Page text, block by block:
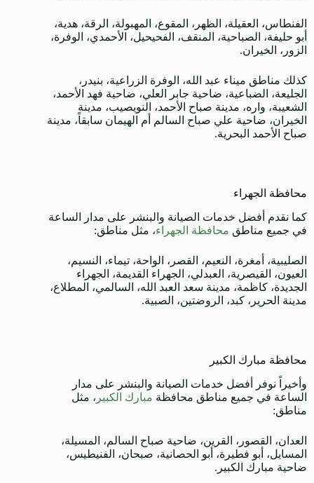
الفنطاس، العقيلة، الظهر، المقوع، المهبولة، الرقة، هدية،
أبو حليفة، الصباحية، المنقف، الفحيحيل، الأحمدي، الوفرة،
الزور، الخيران.
كذلك مناطق ميناء عبد الله، الوفرة الزراعية، بنيدر،
الجليعة، الضباعية، ضاحية جابر العلي، ضاحية فهد الأحمد،
الشعيبة، واره، مدينة صباح الأحمد، النويصيب، مدينة
الخيران، ضاحية علي صباح السالم أم الهيمان سابقاً، مدينة
صباح الأحمد البحرية.
محافظة الجهراء
كما نقدم أفضل خدمات الصيانة والبنشر على مدار الساعة
في جميع مناطق محافظة الجهراء، مثل مناطق:
الصليبية، أمغرة، النعيم، القصر، الواحة، تيماء، النسيم،
العيون، القيصرية، العبدلي، الجهراء القديمة، الجهراء
الجديدة، كاظمة، مدينة سعد العبد الله، السالمي، المطلاع،
مدينة الحرير، كبد، الروضتين، الصبية.
محافظة مبارك الكبير
وأخيراً نوفر أفضل خدمات الصيانة والبنشر على مدار
الساعة في جميع مناطق محافظة مبارك الكبير ، مثل
مناطق:
العدان، القصور، القرين، ضاحية صباح السالم، المسيلة،
المسايل، أبو فطيرة، أبو الحصانية، صبحان، الفنيطيس،
ضاحية مبارك الكبير.